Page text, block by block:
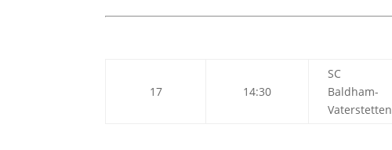
17 14:30
SC
Baldham-
Vaterstetten